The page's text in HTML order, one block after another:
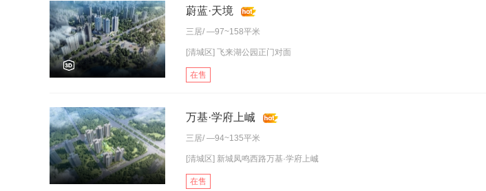
蔚蓝·天境
三居/ —97~158平米
[清城区] 飞来湖公园正门对面
在售
万基·学府上峸
三居/ —94~135平米
[清城区] 新城凤鸣西路万基·学府上峸
在售